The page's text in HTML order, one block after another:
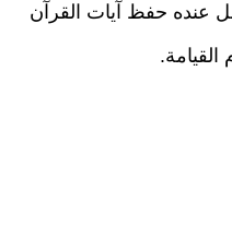
عنده حفظ آيات القرآن
القيامة.